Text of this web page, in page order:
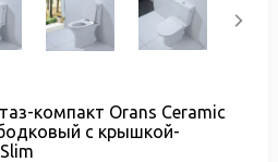
компакт Orans Ceramic
с крышкой-